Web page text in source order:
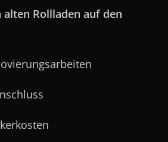
alten Rollladen auf den